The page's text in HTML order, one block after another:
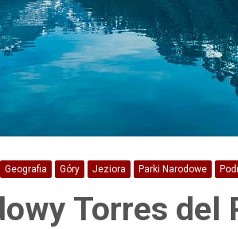
Geografia Góry Jeziora Parki Narodowe
Torres del